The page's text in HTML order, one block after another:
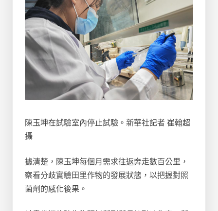
陳玉坤在試驗室內停止試驗。新華社記者 崔翰超
攝
據清楚，陳玉坤每個月需求往返奔走數百公里，
察看分歧實驗田里作物的發展狀態，以把握對照
菌劑的感化後果。